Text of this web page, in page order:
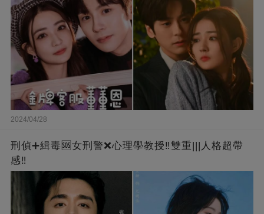
2024/04/28
刑偵➕緝毒🆘女刑警❌心理學教授‼️雙重|||人格超帶
感‼️